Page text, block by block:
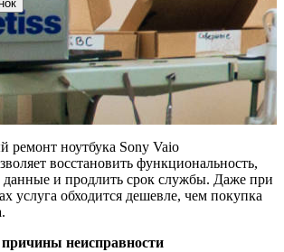
ремонт ноутбука Sony Vaio
восстановить функциональность,
данные и продлить срок службы. Даже при
услуга обходится дешевле, чем покупка
неисправности